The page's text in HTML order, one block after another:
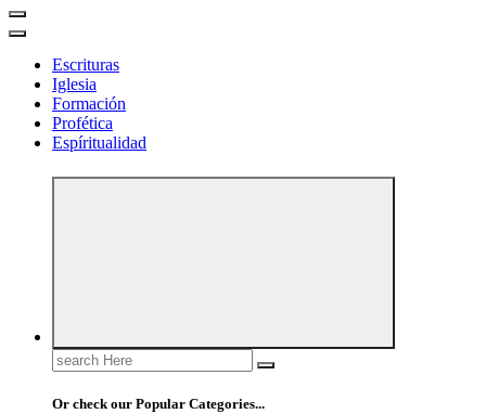
Escrituras
Iglesia
Formación
Profética
Espíritualidad
Search
for:
Or check our Popular Categories...